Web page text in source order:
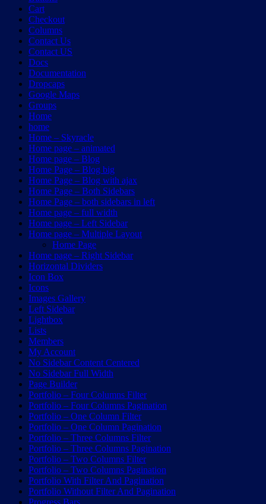
Cart
Checkout
Columns
Contact Us
Contact US
Docs
Documentation
Dropcaps
Google Maps
Groups
Home
home
Home – Skyracle
Home page – animated
Home page – Blog
Home Page – Blog big
Home Page – Blog with ajax
Home Page – Both Sidebars
Home Page – both sidebars in left
Home page – full width
Home page – Left Sidebar
Home page – Multiple Layout
Home Page
Home page – Right Sidebar
Horizontal Dividers
Icon Box
Icons
Images Gallery
Left Sidebar
Lightbox
Lists
Members
My Account
No Sidebar Content Centered
No Sidebar Full Width
Page Builder
Portfolio – Four Columns Filter
Portfolio – Four Columns Pagination
Portfolio – One Column Filter
Portfolio – One Column Pagination
Portfolio – Three Columns Filter
Portfolio – Three Columns Pagination
Portfolio – Two Columns Filter
Portfolio – Two Columns Pagination
Portfolio With Filter And Pagination
Portfolio Without Filter And Pagination
Progress Bars